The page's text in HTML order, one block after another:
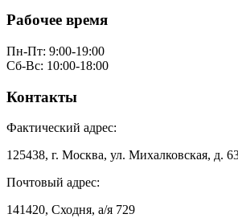
Рабочее время
Пн-Пт: 9:00-19:00
Сб-Вс: 10:00-18:00
Контакты
Фактический адрес:
125438, г. Москва, ул. Михалковская, д.
Почтовый адрес:
141420, Сходня, а/я 729